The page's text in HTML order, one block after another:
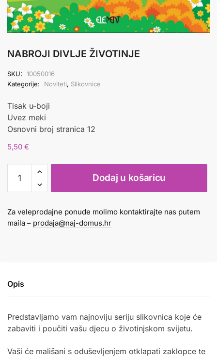
NABROJI DIVLJE ŽIVOTINJE
SKU:
10050016
Kategorije:
Noviteti, Slikovnice
Tisak u-boji
Uvez meki
Osnovni broj stranica 12
5,50 €
DIVLJE
ŽIVOTINJE
Dodaj u košaricu
Za veleprodajne ponude molimo kontaktirajte nas putem
maila – prodaja@naj-domus.hr
Opis
Predstavljamo vam najnoviju seriju slikovnica koje će
zabaviti i poučiti vašu djecu o životinjskom svijetu.
Vaši će mališani s oduševljenjem otklapati zaklopce te